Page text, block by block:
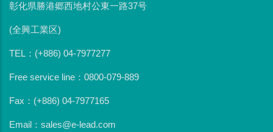
彰化県勝港郷西地村公東一路37号
(全興工業区)
TEL：(+886) 04-7977277
Free service line：0800-079-889
Fax：(+886) 04-7977165
Email：sales@e-lead.com